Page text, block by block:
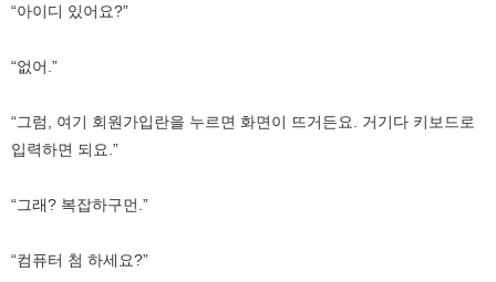
“아이디 있어요?”
“없어.”
“그럼, 여기 회원가입란을 누르면 화면이 뜨거든요. 거기다 키보드로
입력하면 되요.”
“그래? 복잡하구먼.”
“컴퓨터 첨 하세요?”